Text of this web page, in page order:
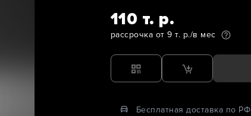
110 т. р.
рассрочка от 9 т. р./в мес
Бесплатная доставка по РФ